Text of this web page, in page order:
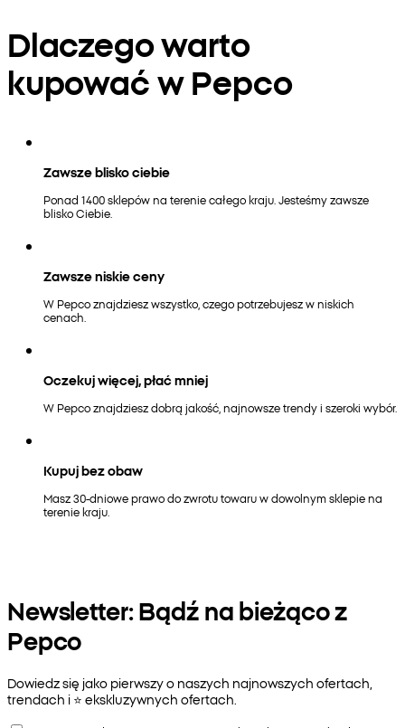
Dlaczego warto
kupować w Pepco
Zawsze blisko ciebie
Ponad 1400 sklepów na terenie całego kraju. Jesteśmy zawsze
blisko Ciebie.
Zawsze niskie ceny
W Pepco znajdziesz wszystko, czego potrzebujesz w niskich
cenach.
Oczekuj więcej, płać mniej
W Pepco znajdziesz dobrą jakość, najnowsze trendy i szeroki wybór.
Kupuj bez obaw
Masz 30-dniowe prawo do zwrotu towaru w dowolnym sklepie na
terenie kraju.
Newsletter: Bądź na bieżąco z
Pepco
Dowiedz się jako pierwszy o naszych najnowszych ofertach,
trendach i ⭐️ ekskluzywnych ofertach.